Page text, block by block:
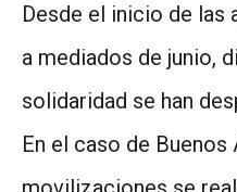
Desde el inicio de las
a mediados de junio,
solidaridad se han
En el caso de Buenos